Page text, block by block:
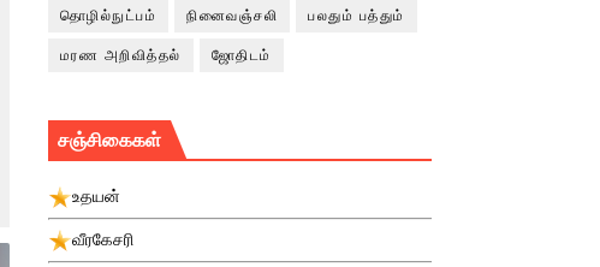
தொழில்நுட்பம் நினைவஞ்சலி பலதும் பத்தும்
மரண அறிவித்தல் ஜோதிடம்
சஞ்சிகைகள்
உதயன்
வீரகேசரி